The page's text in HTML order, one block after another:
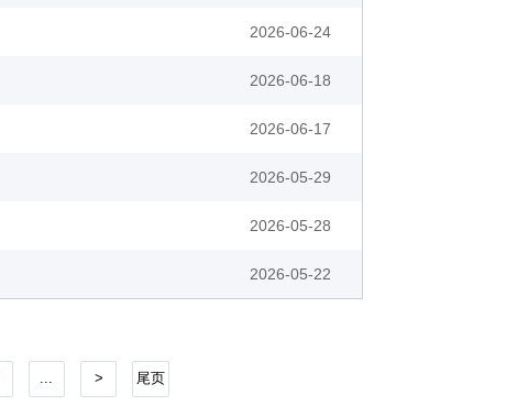
2026-06-24
2026-06-18
2026-06-17
2026-05-29
2026-05-28
2026-05-22
> 尾页